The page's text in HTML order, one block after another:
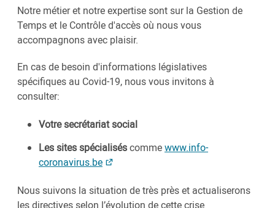
Notre métier et notre expertise sont sur la Gestion de
Temps et le Contrôle d'accès où nous vous
accompagnons avec plaisir.
En cas de besoin d'informations législatives
spécifiques au Covid-19, nous vous invitons à
consulter:
Votre secrétariat social
Les sites spécialiséscommewww.info-
coronavirus.be
Nous suivons la situation de très près et actualiserons
les directives selon l’évolution de cette crise